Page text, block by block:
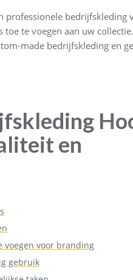
professionele bedrijfskleding
te voegen aan uw
made bedrijfskleding en
en
voegen voor branding
gebruik